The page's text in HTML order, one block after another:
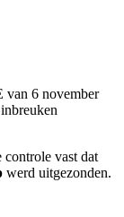
van 6 november
vast dat
werd uitgezonden.